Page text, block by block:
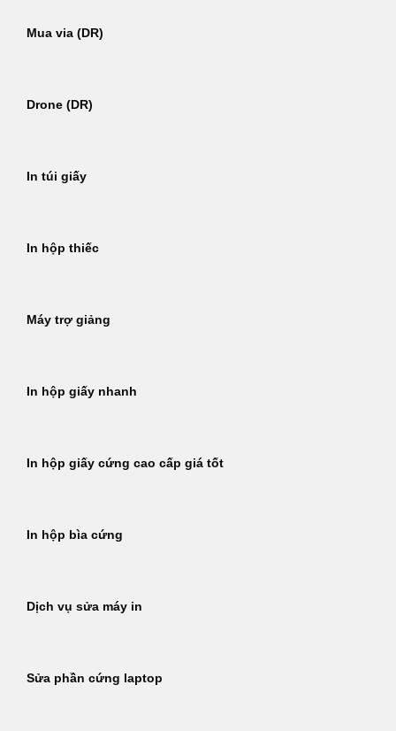
Mua via (DR)
Drone (DR)
In túi giấy
In hộp thiếc
Máy trợ giảng
In hộp giấy nhanh
In hộp giấy cứng cao cấp giá tốt
In hộp bìa cứng
Dịch vụ sửa máy in
Sửa phần cứng laptop